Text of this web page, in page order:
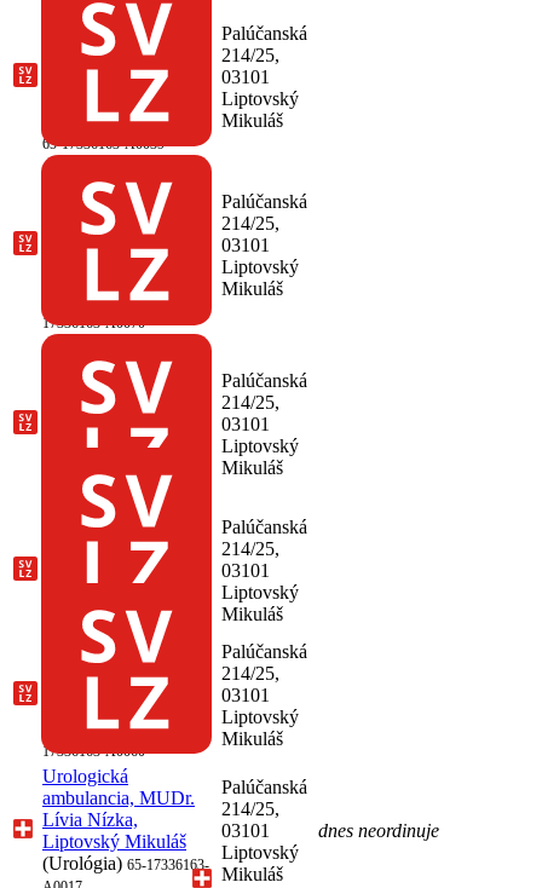
SVaLZ, klinická
biochémia, MUDr.
Alexandra
Zemančíková,
Liptovský Mikuláš
(Klinická biochémia)
65-17336163-A0039
Palúčanská
214/25,
03101
Liptovský
Mikuláš
SVaLZ, klinická
imunológia a
alergológia, MUDr.
Katarína Michálková,
Liptovský Mikuláš
(Klinická imunológia
a alergológia) 65-
17336163-A0070
Palúčanská
214/25,
03101
Liptovský
Mikuláš
SVaLZ, počítačová
tomografia - CT,
MUDr. Andrea
Rajníková, Liptovský
Mikuláš
(Počítačová
Rádiológia) 65-
17336163-A0059
Palúčanská
214/25,
03101
Liptovský
Mikuláš
SVaLZ, rádiológia,
MUDr. Andrea
Rajníková, Liptovský
65-17336163-A0015
Palúčanská
214/25,
03101
Liptovský
Mikuláš
SVaLZ, sonografia,
MUDr. Andrea
Rajníková, Liptovský
(Sonografia,
Rádiológia) 65-
17336163-A0060
Palúčanská
214/25,
03101
Liptovský
Mikuláš
Urologická
ambulancia, MUDr.
Lívia Nízka,
Liptovský Mikuláš
(Urológia) 65-17336163-
Palúčanská
214/25,
03101
Liptovský
Mikuláš
dnes neordinuje